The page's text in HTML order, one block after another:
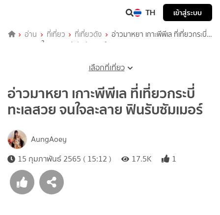
TH เข้าสู่ระบบ
อ่าน ที่เที่ยว ที่เที่ยวดัง
อ่าวมาหยา เกาะพีพีเล ที่เที่ยวกระบี่
ทะเลสวย จนใจละลาย ฟินรับซัมเมอร์
เลือกที่เที่ยว
อ่าวมาหยา เกาะพีพีเล ที่เที่ยวกระบี่
ทะเลสวย จนใจละลาย ฟินรับซัมเมอร์
AungAoey
15 กุมภาพันธ์ 2565 ( 15:12 )
17.5K 1